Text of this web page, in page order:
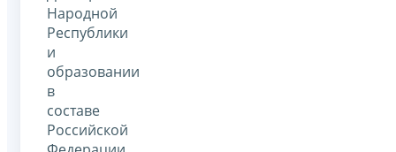
Народной
Республики
и
образовании
в
составе
Российской